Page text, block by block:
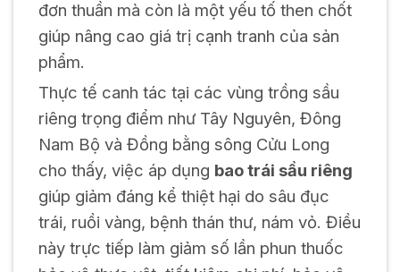
đơn thuần mà còn là một yếu tố then chốt
giúp nâng cao giá trị cạnh tranh của sản
phẩm.
Thực tế canh tác tại các vùng trồng sầu
riêng trọng điểm như Tây Nguyên, Đông
Nam Bộ và Đồng bằng sông Cửu Long
cho thấy, việc áp dụng bao trái sầu riêng
giúp giảm đáng kể thiệt hại do sâu đục
trái, ruồi vàng, bệnh thán thư, nám vỏ. Điều
này trực tiếp làm giảm số lần phun thuốc